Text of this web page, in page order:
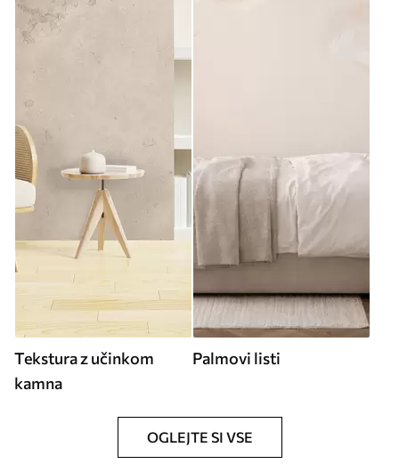
Tekstura z učinkom
kamna
Palmovi listi
OGLEJTE SI VSE